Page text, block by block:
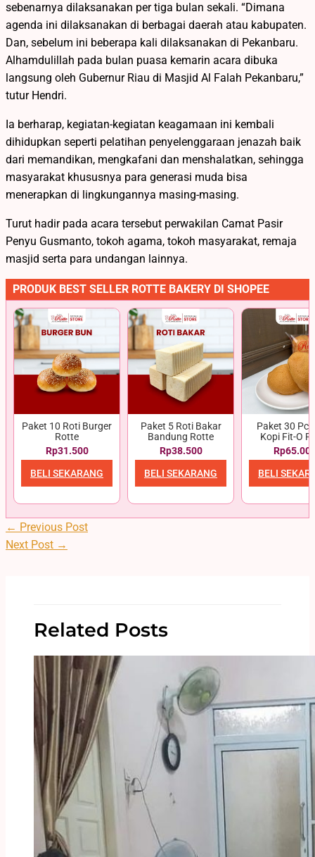
sebenarnya dilaksanakan per tiga bulan sekali. “Dimana
agenda ini dilaksanakan di berbagai daerah atau kabupaten.
Dan, sebelum ini beberapa kali dilaksanakan di Pekanbaru.
Alhamdulillah pada bulan puasa kemarin acara dibuka
langsung oleh Gubernur Riau di Masjid Al Falah Pekanbaru,”
tutur Hendri.
Ia berharap, kegiatan-kegiatan keagamaan ini kembali
dihidupkan seperti pelatihan penyelenggaraan jenazah baik
dari memandikan, mengkafani dan menshalatkan, sehingga
masyarakat khususnya para generasi muda bisa
menerapkan di lingkungannya masing-masing.
Turut hadir pada acara tersebut perwakilan Camat Pasir
Penyu Gusmanto, tokoh agama, tokoh masyarakat, remaja
masjid serta para undangan lainnya.
PRODUK BEST SELLER ROTTE BAKERY DI SHOPEE
Paket 10 Roti Burger
Rotte
Rp31.500
BELI SEKARANG
Paket 5 Roti Bakar
Bandung Rotte
Rp38.500
BELI SEKARANG
Paket 30
Kopi Fit-O
BELI
← Previous Post
Next Post →
Related Posts